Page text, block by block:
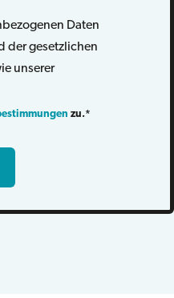
Daten
der gesetzlichen
unserer
zu.*